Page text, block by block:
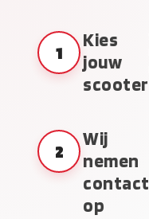
1
Kies
jouw
scooter
2
Wij
nemen
contact
op